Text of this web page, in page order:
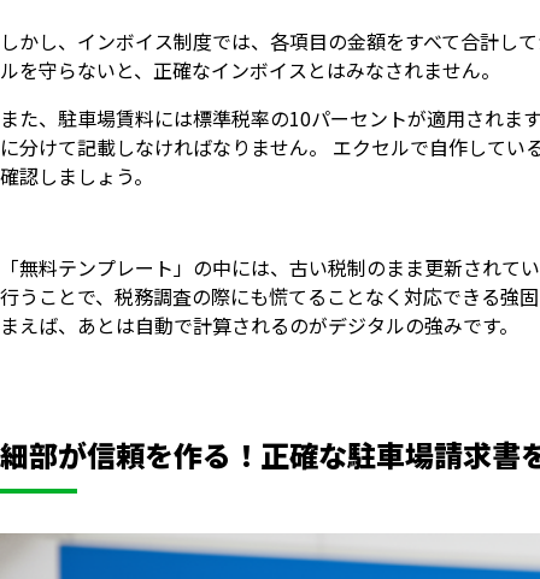
しかし、インボイス制度では、各項目の金額をすべて合計し
ルを守らないと、正確なインボイスとはみなされません。
また、駐車場賃料には標準税率の10パーセントが適用され
に分けて記載しなければなりません。 エクセルで自作して
確認しましょう。
「無料テンプレート」の中には、古い税制のまま更新され
行うことで、税務調査の際にも慌てることなく対応できる強
まえば、あとは自動で計算されるのがデジタルの強みです。
細部が信頼を作る！正確な駐車場請求書